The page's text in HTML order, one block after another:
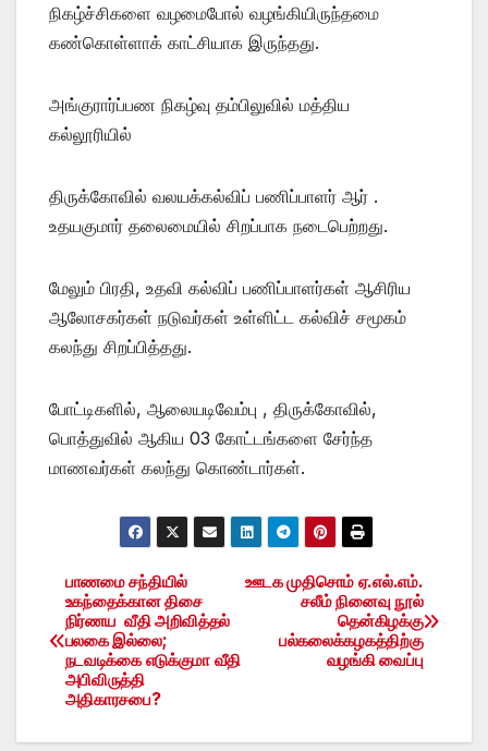
நிகழ்ச்சிகளை வழமைபோல் வழங்கியிருந்தமை
கண்கொள்ளாக் காட்சியாக இருந்தது.
அங்குரார்ப்பண நிகழ்வு தம்பிலுவில் மத்திய
கல்லூரியில்
திருக்கோவில் வலயக்கல்விப் பணிப்பாளர் ஆர் .
உதயகுமார் தலைமையில் சிறப்பாக நடைபெற்றது.
மேலும் பிரதி, உதவி கல்விப் பணிப்பாளர்கள் ஆசிரிய
ஆலோசகர்கள் நடுவர்கள் உள்ளிட்ட கல்விச் சமூகம்
கலந்து சிறப்பித்தது.
போட்டிகளில், ஆலையடிவேம்பு , திருக்கோவில்,
பொத்துவில் ஆகிய 03 கோட்டங்களை சேர்ந்த
மாணவர்கள் கலந்து கொண்டார்கள்.
Post
navigation
ஊடக முதிசொம் ஏ.எல்.எம்.
சலீம் நினைவு நூல்
தென்கிழக்கு
பல்கலைக்கழகத்திற்கு
வழங்கி வைப்பு
பாணமை சந்தியில்
உகந்தைக்கான திசை
நிர்ணய வீதி அறிவித்தல்
பலகை இல்லை;
நடவடிக்கை எடுக்குமா வீதி
அபிவிருத்தி
அதிகாரசபை?